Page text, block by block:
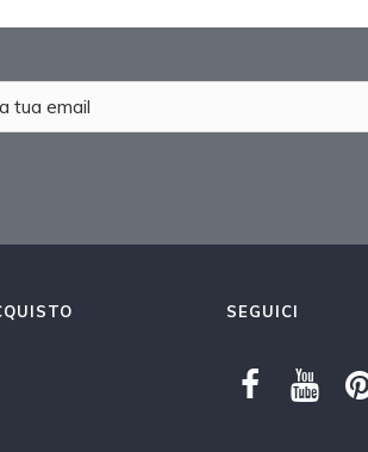
SEGUICI